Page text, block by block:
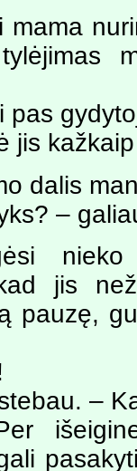
mama
pas
jis
dalis
–
jis
pauzę,
–